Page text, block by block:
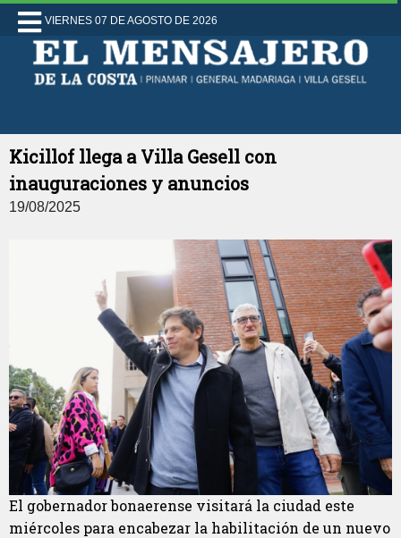
VIERNES 07 DE AGOSTO DE 2026
Kicillof llega a Villa Gesell con
inauguraciones y anuncios
19/08/2025
El gobernador bonaerense visitará la ciudad este
miércoles para encabezar la habilitación de un nuevo